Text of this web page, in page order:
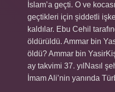
İslam’a geçti. O ve
geçtikleri için şiddetli
kaldılar. Ebu Cehil
öldürüldü. Ammar bin
öldü? Ammar bin
ay takvimi 37. yılNasıl
İmam Ali’nin yanında